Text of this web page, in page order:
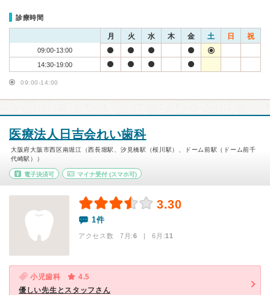
診療時間
月 火 水 木 金 土 日 祝
09:00-13:00
14:30-19:00
09:00-14:00
医療法人日吉会れい歯科
大阪府大阪市西区南堀江（西長堀駅、汐見橋駅（桜川駅）、ドーム前駅（ドーム前千
代崎駅））
電子決済可 マイナ受付(スマホ可)
3.30
1件
アクセス数 7月:6 | 6月:11
小児歯科
4.5
優しい先生とスタッフさん